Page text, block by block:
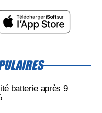
batterie après 9